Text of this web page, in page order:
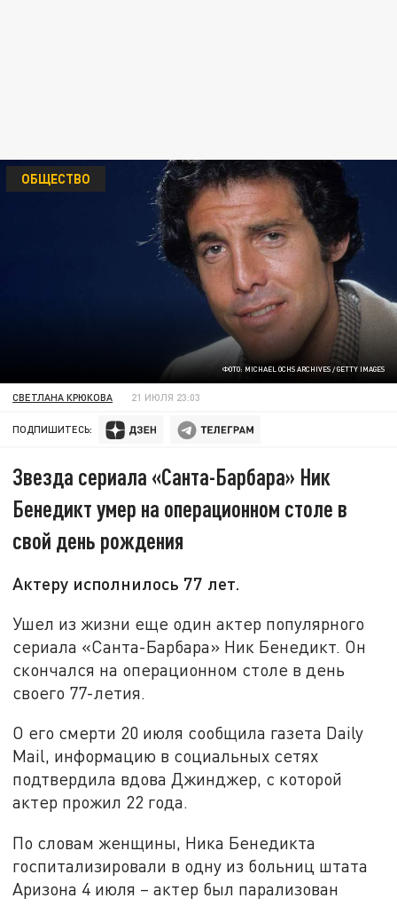
ФОТО: MICHAEL OCHS ARCHIVES / GETTY IMAGES
ОБЩЕСТВО
СВЕТЛАНА КРЮКОВА 21 ИЮЛЯ 23:03
ПОДПИШИТЕСЬ:
Звезда сериала «Санта-Барбара» Ник
Бенедикт умер на операционном столе в
свой день рождения
Актеру исполнилось 77 лет.
Ушел из жизни еще один актер популярного
сериала «Санта-Барбара» Ник Бенедикт. Он
скончался на операционном столе в день
своего 77-летия.
О его смерти 20 июля сообщила газета Daily
Mail, информацию в социальных сетях
подтвердила вдова Джинджер, с которой
актер прожил 22 года.
По словам женщины, Ника Бенедикта
госпитализировали в одну из больниц штата
Аризона 4 июля – актер был парализован